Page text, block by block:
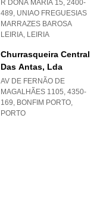
R DONA MARIA 15, 2400-
489, UNIAO FREGUESIAS
MARRAZES BAROSA
LEIRIA, LEIRIA
Churrasqueira Central
Das Antas, Lda
AV DE FERNÃO DE
MAGALHÃES 1105, 4350-
169, BONFIM PORTO,
PORTO